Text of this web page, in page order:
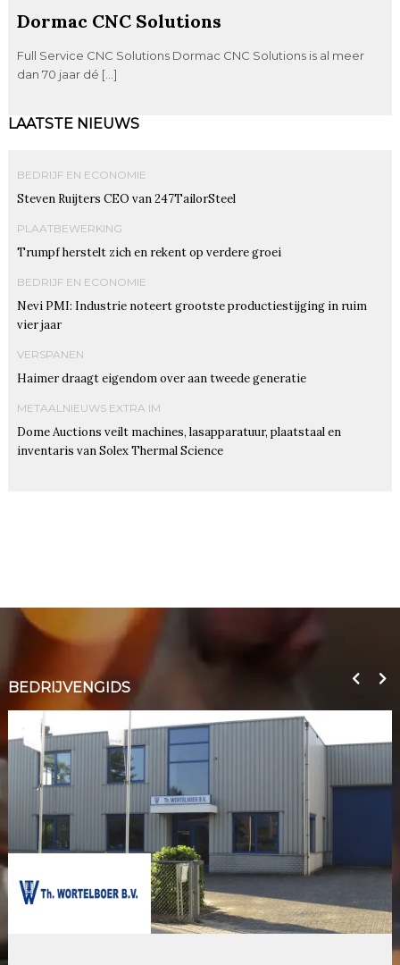
Dormac CNC Solutions
Full Service CNC Solutions Dormac CNC Solutions is al meer
dan 70 jaar dé […]
LAATSTE NIEUWS
BEDRIJF EN ECONOMIE
Steven Ruijters CEO van 247TailorSteel
PLAATBEWERKING
Trumpf herstelt zich en rekent op verdere groei
BEDRIJF EN ECONOMIE
Nevi PMI: Industrie noteert grootste productiestijging in ruim
vier jaar
VERSPANEN
Haimer draagt eigendom over aan tweede generatie
METAALNIEUWS EXTRA IM
Dome Auctions veilt machines, lasapparatuur, plaatstaal en
inventaris van Solex Thermal Science
BEDRIJVENGIDS